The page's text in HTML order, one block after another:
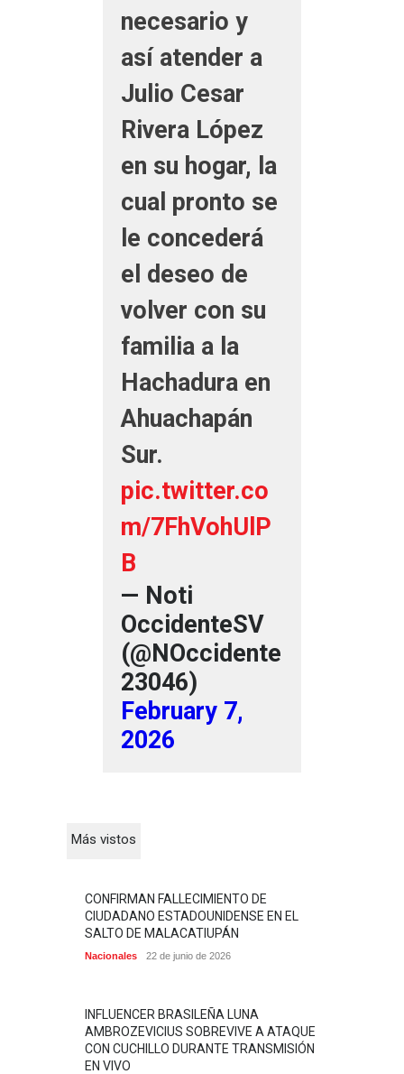
necesario y
así atender a
Julio Cesar
Rivera López
en su hogar, la
cual pronto se
le concederá
el deseo de
volver con su
familia a la
Hachadura en
Ahuachapán
Sur.
pic.twitter.co
m/7FhVohUlP
B
— Noti
OccidenteSV
(@NOccidente
23046)
February 7,
2026
Más vistos
CONFIRMAN FALLECIMIENTO DE
CIUDADANO ESTADOUNIDENSE EN EL
SALTO DE MALACATIUPÁN
Nacionales 22 de junio de 2026
INFLUENCER BRASILEÑA LUNA
AMBROZEVICIUS SOBREVIVE A ATAQUE
CON CUCHILLO DURANTE TRANSMISIÓN
EN VIVO